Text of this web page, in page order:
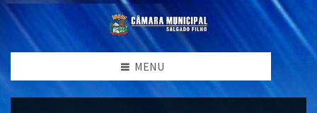
MENU